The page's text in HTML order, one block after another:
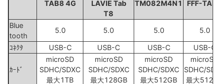
TAB8 4G
LAVIE Tab
T8
TM082M4N1 FFF-
Blue
tooth
5.0 5.0 5.0 5.0
ｺﾈｸﾀ USB-C USB-C USB-C USB-C
ｶｰﾄﾞ
microSD
SDHC/SDXC
最大1TB
microSD
SDHC/SDXC
最大128GB
microSD
SDHC/SDXC
最大512GB
microSD
SDHC/
最大